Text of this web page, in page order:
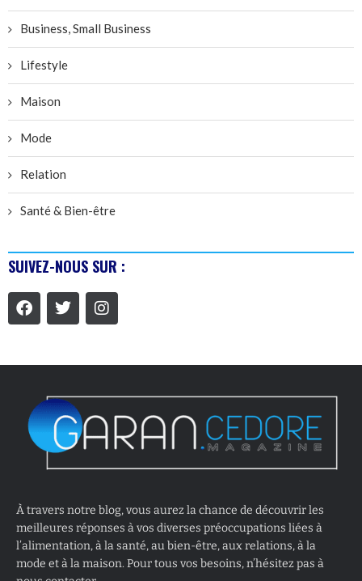
Business, Small Business
Lifestyle
Maison
Mode
Relation
Santé & Bien-être
SUIVEZ-NOUS SUR :
À travers notre blog, vous aurez la chance de découvrir les
meilleures réponses à vos diverses préoccupations liées à
l’alimentation, à la santé, au bien-être, aux relations, à la
mode et à la maison. Pour tous vos besoins, n’hésitez pas à